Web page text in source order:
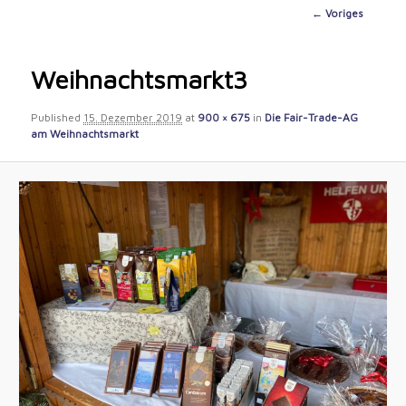
Image
← Voriges
Weihnachtsmarkt3
Published 15. Dezember 2019 at 900 × 675 in Die Fair-Trade-AG
am Weihnachtsmarkt